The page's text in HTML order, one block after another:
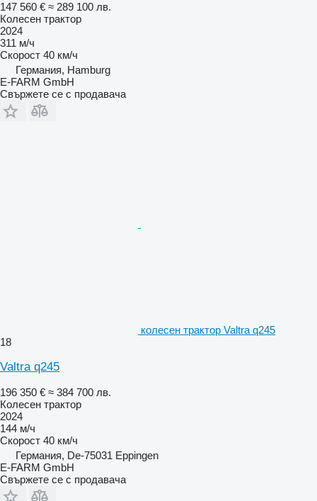
147 560 € ≈ 289 100 лв.
Колесен трактор
2024
311 м/ч
Скорост 40 км/ч
Германия, Hamburg
E-FARM GmbH
Свържете се с продавача
колесен трактор Valtra q245
18
Valtra q245
196 350 € ≈ 384 700 лв.
Колесен трактор
2024
144 м/ч
Скорост 40 км/ч
Германия, De-75031 Eppingen
E-FARM GmbH
Свържете се с продавача